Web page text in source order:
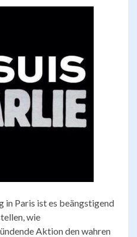
in Paris ist es beängstigend
wie
Aktion den wahren